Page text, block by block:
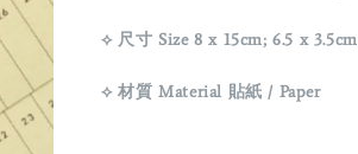
⟡ 尺寸 Size 8 x 15cm; 6.5 x 3.5cm
⟡ 材質 Material 貼紙 / Paper